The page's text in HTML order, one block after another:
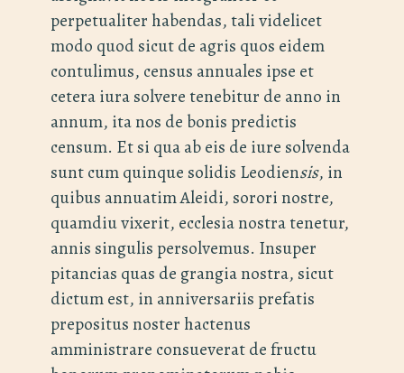
perpetualiter habendas, tali videlicet
modo quod sicut de agris quos eidem
contulimus, census annuales ipse et
cetera iura solvere tenebitur de anno in
annum, ita nos de bonis predictis
censum. Et si qua ab eis de iure solvenda
sunt cum quinque solidis Leodiensis, in
quibus annuatim Aleidi, sorori nostre,
quamdiu vixerit, ecclesia nostra tenetur,
annis singulis persolvemus. Insuper
pitancias quas de grangia nostra, sicut
dictum est, in anniversariis prefatis
prepositus noster hactenus
amministrare consueverat de fructu